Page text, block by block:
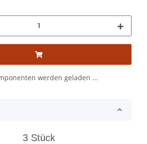
werden geladen ...
3 Stück